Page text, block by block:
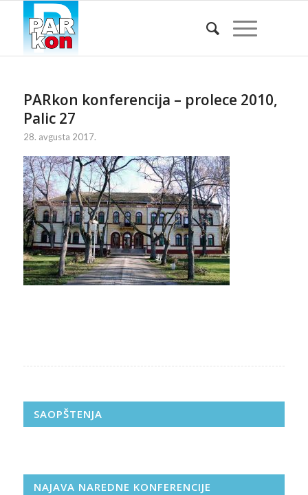
PARkon konferencija – prolece 2010,
Palic 27
28. avgusta 2017.
SAOPŠTENJA
NAJAVA NAREDNE KONFERENCIJE